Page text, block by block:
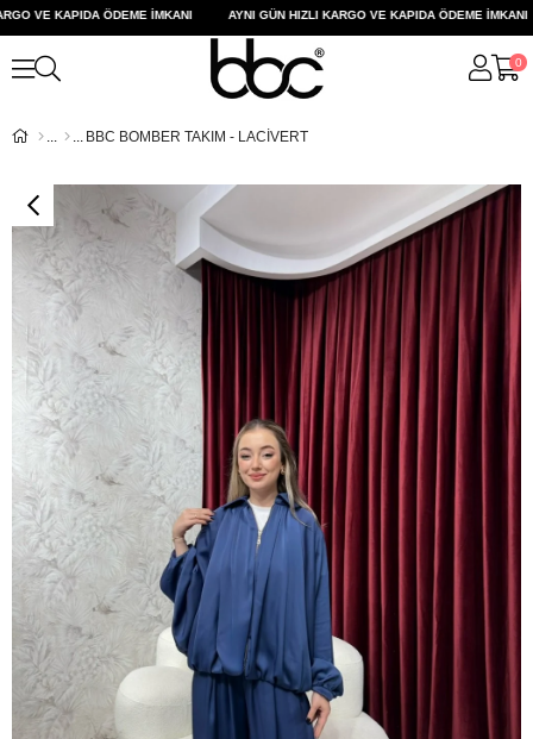
VE KAPIDA ÖDEME İMKANI AYNI GÜN HIZLI KARGO VE KAPIDA ÖDEME İMKANI
0
BBC BOMBER TAKIM - LACİVERT